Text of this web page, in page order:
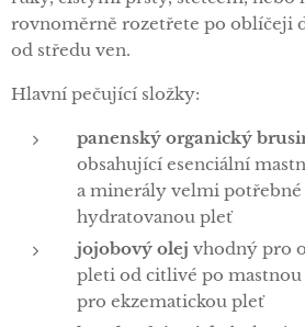
rovnoměrně rozetřete po oblíčeji
od středu ven.
Hlavní pečující složky:
panenský organický
obsahující esenciální
a minerály velmi
hydratovanou pleť
jojobový olej vhodný pro
pleti od citlivé po
pro ekzematickou pleť